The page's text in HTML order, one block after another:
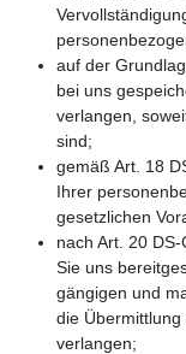
auf der
bei uns
verlangen,
sind;
gemäß Art. 18
Ihrer
gesetzlichen
nach Art. 20
Sie uns
gängigen und
die
verlangen;